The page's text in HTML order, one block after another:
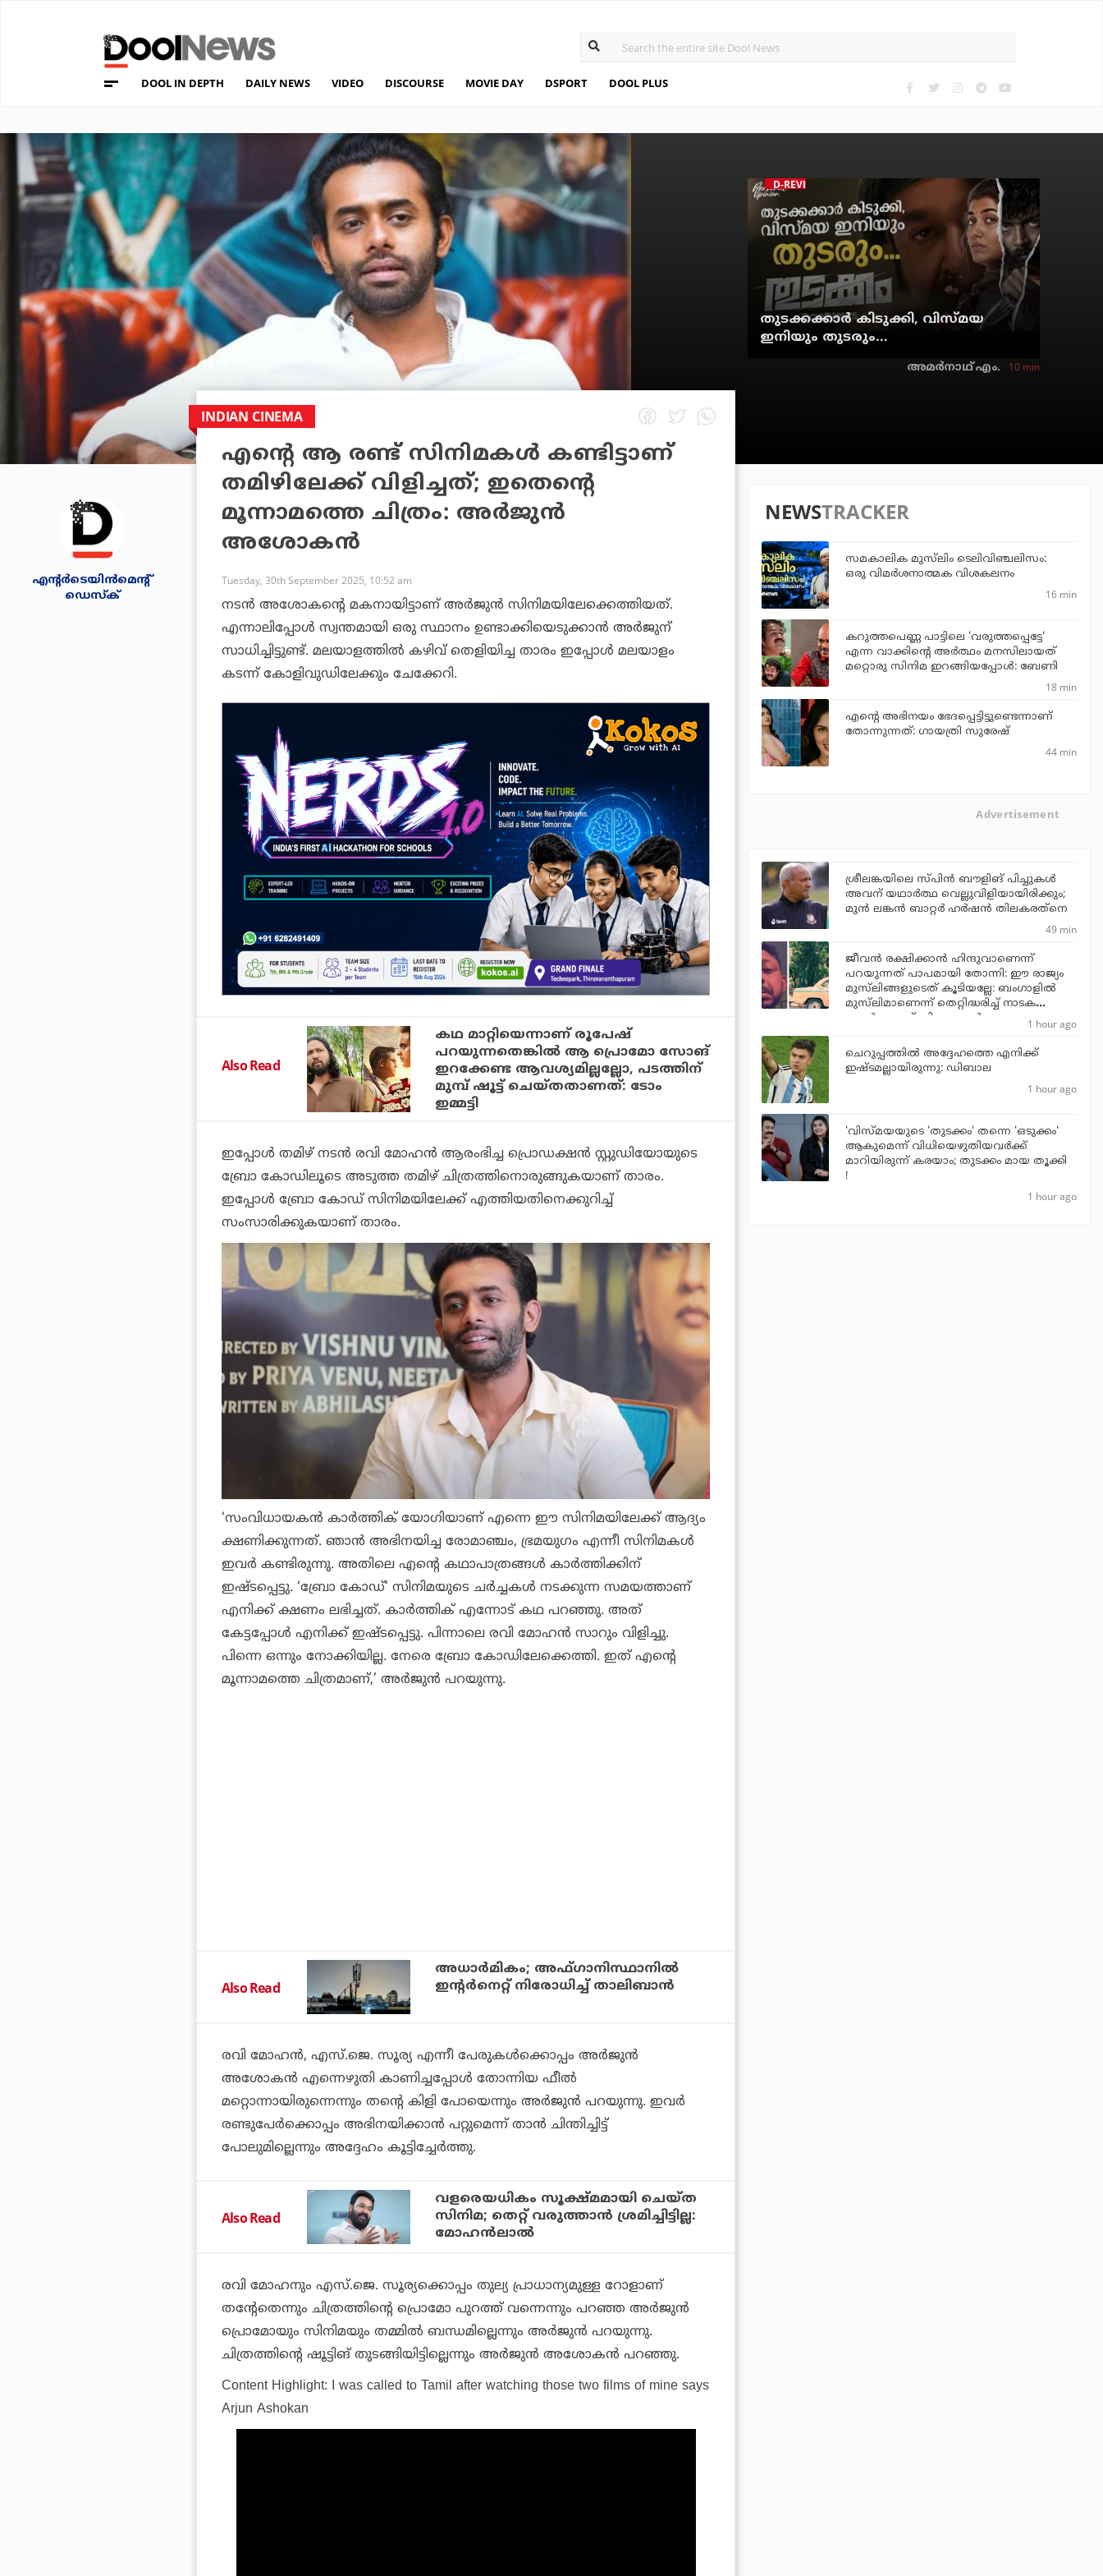
DOOL IN DEPTH DAILY NEWS VIDEO DISCOURSE MOVIE DAY DSPORT DOOL PLUS
D-REVIEW
തുടക്കക്കാര്‍ കിടുക്കി, വിസ്മയ
ഇനിയും തുടരും...
അമര്‍നാഥ് എം. 10 min
എന്റര്‍ടെയിന്‍മെന്റ്
ഡെസ്‌ക്
INDIAN CINEMA
എന്റെ ആ രണ്ട് സിനിമകൾ കണ്ടിട്ടാണ്
തമിഴിലേക്ക് വിളിച്ചത്; ഇതെന്റെ
മൂന്നാമത്തെ ചിത്രം: അർജുൻ
അശോകൻ
Tuesday, 30th September 2025, 10:52 am
നടൻ അശോകന്റെ മകനായിട്ടാണ് അർജുൻ സിനിമയിലേക്കെത്തിയത്.
എന്നാലിപ്പോൾ സ്വന്തമായി ഒരു സ്ഥാനം ഉണ്ടാക്കിയെടുക്കാൻ അർജുന്
സാധിച്ചിട്ടുണ്ട്. മലയാളത്തിൽ കഴിവ് തെളിയിച്ച താരം ഇപ്പോൾ മലയാളം
കടന്ന് കോളിവുഡിലേക്കും ചേക്കേറി.
Also Read
കഥ മാറ്റിയെന്നാണ് രൂപേഷ്
പറയുന്നതെങ്കില്‍ ആ പ്രൊമോ സോങ്
ഇറക്കേണ്ട ആവശ്യമില്ലല്ലോ, പടത്തിന്
മുമ്പ് ഷൂട്ട് ചെയ്തതാണത്: ടോം
ഇമ്മട്ടി
ഇപ്പോൾ തമിഴ് നടൻ രവി മോഹൻ ആരംഭിച്ച പ്രൊഡക്ഷൻ സ്റ്റുഡിയോയുടെ
ബ്രോ കോഡിലൂടെ അടുത്ത തമിഴ് ചിത്രത്തിനൊരുങ്ങുകയാണ് താരം.
ഇപ്പോൾ ബ്രോ കോഡ്സിനിമയിലേക്ക് എത്തിയതിനെക്കുറിച്ച്
സംസാരിക്കുകയാണ് താരം.
‘സംവിധായകൻ കാർത്തിക് യോഗിയാണ് എന്നെ ഈ സിനിമയിലേക്ക് ആദ്യം
ക്ഷണിക്കുന്നത്. ഞാൻ അഭിനയിച്ച രോമാഞ്ചം, ഭ്രമയുഗം എന്നീ സിനിമകൾ
ഇവർ കണ്ടിരുന്നു. അതിലെ എന്റെ കഥാപാത്രങ്ങൾ കാർത്തിക്കിന്
ഇഷ്ടപ്പെട്ടു. ‘ബ്രോ കോഡ്‘ സിനിമയുടെ ചർച്ചകൾ നടക്കുന്ന സമയത്താണ്
എനിക്ക് ക്ഷണം ലഭിച്ചത്. കാർത്തിക് എന്നോട് കഥ പറഞ്ഞു. അത്
കേട്ടപ്പോൾ എനിക്ക് ഇഷ്ടപ്പെട്ടു. പിന്നാലെ രവി മോഹൻ സാറും വിളിച്ചു.
പിന്നെ ഒന്നും നോക്കിയില്ല. നേരെ ബ്രോ കോഡിലേക്കെത്തി. ഇത് എന്റെ
മൂന്നാമത്തെ ചിത്രമാണ്,’ അർജുൻ പറയുന്നു.
Also Read
അധാര്‍മികം; അഫ്ഗാനിസ്ഥാനില്‍
ഇന്റര്‍നെറ്റ് നിരോധിച്ച് താലിബാന്‍
രവി മോഹൻ, എസ്.ജെ. സൂര്യ എന്നീ പേരുകൾക്കൊപ്പം അർജുൻ
അശോകൻ എന്നെഴുതി കാണിച്ചപ്പോൾ തോന്നിയ ഫീൽ
മറ്റൊന്നായിരുന്നെന്നും തന്റെ കിളി പോയെന്നും അർജുൻ പറയുന്നു. ഇവർ
രണ്ടുപേർക്കൊപ്പം അഭിനയിക്കാൻ പറ്റുമെന്ന് താൻ ചിന്തിച്ചിട്ട്
പോലുമില്ലെന്നും അദ്ദേഹം കൂട്ടിച്ചേർത്തു.
Also Read
വളരെയധികം സൂക്ഷ്മമായി ചെയ്ത
സിനിമ; തെറ്റ് വരുത്താൻ ശ്രമിച്ചിട്ടില്ല:
മോഹൻലാൽ
രവി മോഹനും എസ്.ജെ. സൂര്യക്കൊപ്പം തുല്യ പ്രാധാന്യമുള്ള റോളാണ്
തന്റേതെന്നും ചിത്രത്തിന്റെ പ്രൊമോ പുറത്ത് വന്നെന്നും പറഞ്ഞ അർജുൻ
പ്രൊമോയും സിനിമയും തമ്മിൽ ബന്ധമില്ലെന്നും അർജുൻ പറയുന്നു.
ചിത്രത്തിന്റെ ഷൂട്ടിങ് തുടങ്ങിയിട്ടില്ലെന്നും അർജുൻ അശോകൻ പറഞ്ഞു.
Content Highlight: I was called to Tamil after watching those two films of mine says
Arjun Ashokan
NEWSTRACKER
സമകാലിക മുസ്‌ലിം ടെലിവിഞ്ചലിസം:
ഒരു വിമര്‍ശനാത്മക വിശകലനം
16 min
കറുത്തപെണ്ണ പാട്ടിലെ 'വരുത്തപ്പെട്ടേ'
എന്ന വാക്കിന്റെ അർത്ഥം മനസിലായത്
മറ്റൊരു സിനിമ ഇറങ്ങിയപ്പോൾ: ബേണി
18 min
എന്റെ അഭിനയം ഭേദപ്പെട്ടിട്ടുണ്ടെന്നാണ്
തോന്നുന്നത്: ഗായത്രി സുരേഷ്
44 min
Advertisement
ശ്രീലങ്കയിലെ സ്പിന്‍ ബൗളിങ് പിച്ചുകള്‍
അവന് യഥാര്‍ത്ഥ വെല്ലുവിളിയായിരിക്കും;
മുന്‍ ലങ്കന്‍ ബാറ്റര്‍ ഹര്‍ഷന്‍ തിലകരത്‌നെ
49 min
ജീവന്‍ രക്ഷിക്കാന്‍ ഹിന്ദുവാണെന്ന്
പറയുന്നത് പാപമായി തോന്നി: ഈ രാജ്യം
മുസ്‌ലിങ്ങളുടെത് കൂടിയല്ലേ: ബംഗാളില്‍
മുസ്‌ലിമാണെന്ന് തെറ്റിദ്ധരിച്ച് നാടക
പ്രവര്‍ത്തകന് ഹിന്ദുത്വ മര്‍ദനം
1 hour ago
ചെറുപ്പത്തില്‍ അദ്ദേഹത്തെ എനിക്ക്
ഇഷ്ടമല്ലായിരുന്നു: ഡിബാല
1 hour ago
'വിസ്മയയുടെ 'തുടക്കം' തന്നെ 'ഒടുക്കം'
ആകുമെന്ന് വിധിയെഴുതിയവര്‍ക്ക്
മാറിയിരുന്ന് കരയാം; തുടക്കം മായ തൂക്കി
!
1 hour ago